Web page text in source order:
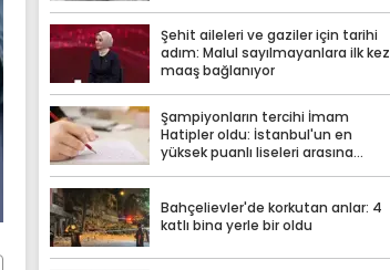
Şehit aileleri ve gaziler için tarihi
adım: Malul sayılmayanlara ilk kez
maaş bağlanıyor
Şampiyonların tercihi İmam
Hatipler oldu: İstanbul'un en
yüksek puanlı liseleri arasına
Bahçelievler'de korkutan anlar: 4
katlı bina yerle bir oldu